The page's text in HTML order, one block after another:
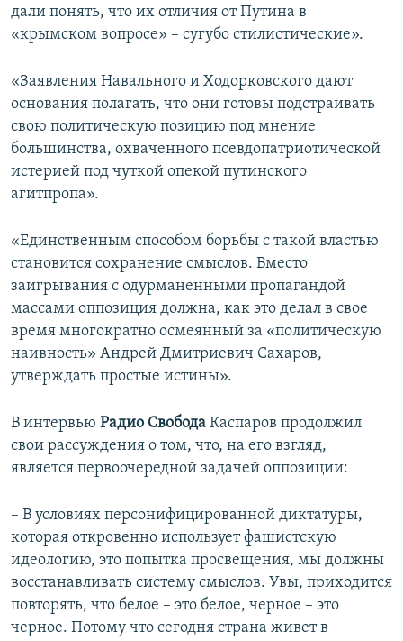
дали понять, что их отличия от Путина в
«крымском вопросе» – сугубо стилистические».
«Заявления Навального и Ходорковского дают
основания полагать, что они готовы подстраивать
свою политическую позицию под мнение
большинства, охваченного псевдопатриотической
истерией под чуткой опекой путинского
агитпропа».
«Единственным способом борьбы с такой властью
становится сохранение смыслов. Вместо
заигрывания с одурманенными пропагандой
массами оппозиция должна, как это делал в свое
время многократно осмеянный за «политическую
наивность» Андрей Дмитриевич Сахаров,
утверждать простые истины».
В интервью Радио Свобода Каспаров продолжил
свои рассуждения о том, что, на его взгляд,
является первоочередной задачей оппозиции:
– В условиях персонифицированной диктатуры,
которая откровенно использует фашистскую
идеологию, это попытка просвещения, мы должны
восстанавливать систему смыслов. Увы, приходится
повторять, что белое – это белое, черное – это
черное. Потому что сегодня страна живет в